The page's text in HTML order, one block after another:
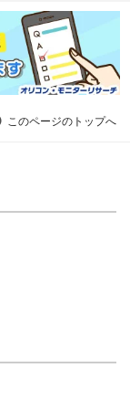
このページのトップへ